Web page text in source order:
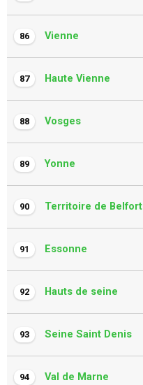
86 Vienne
87 Haute Vienne
88 Vosges
89 Yonne
90 Territoire de Belfort
91 Essonne
92 Hauts de seine
93 Seine Saint Denis
94 Val de Marne